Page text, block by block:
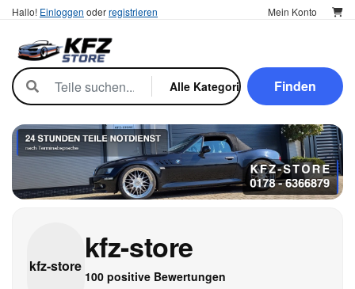
Hallo! Einloggen oderregistrieren Mein Konto
Finden
kfz-store
kfz-store
100 positive Bewertungen